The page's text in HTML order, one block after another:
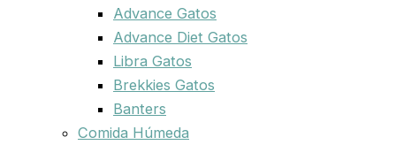
Advance Gatos
Advance Diet Gatos
Libra Gatos
Brekkies Gatos
Banters
Comida Húmeda